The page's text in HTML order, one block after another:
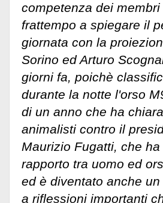
competenza dei
frattempo a spiegare il
giornata con la
Sorino ed Arturo
giorni fa, poichè
durante la notte l'orso
di un anno che ha
animalisti contro il
Maurizio Fugatti, che
rapporto tra uomo ed
ed è diventato anche
a riflessioni importanti